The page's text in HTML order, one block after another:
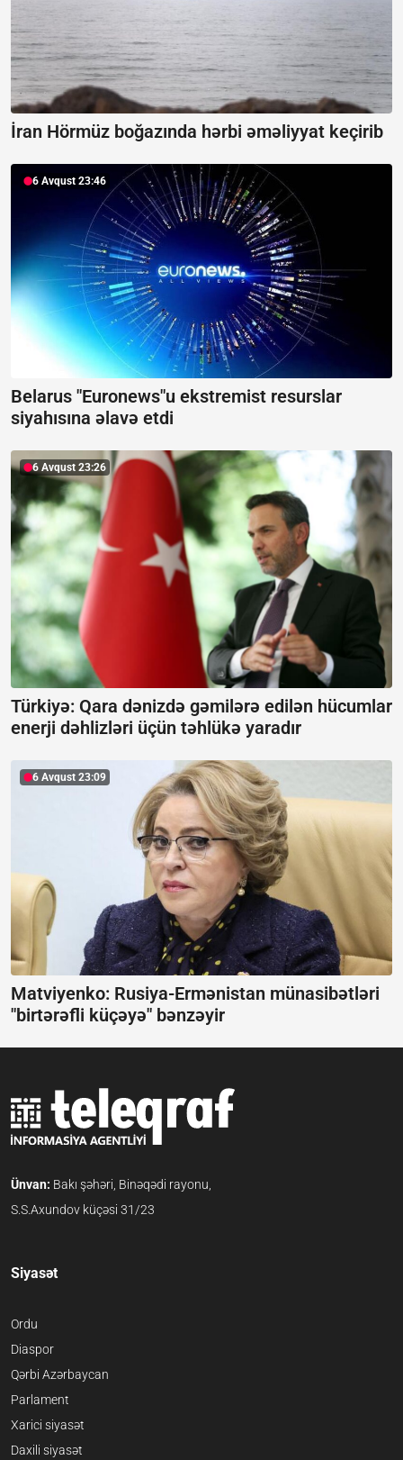
İran Hörmüz boğazında hərbi əməliyyat keçirib
6 Avqust 23:46
Belarus "Euronews"u ekstremist resurslar
siyahısına əlavə etdi
6 Avqust 23:26
Türkiyə: Qara dənizdə gəmilərə edilən hücumlar
enerji dəhlizləri üçün təhlükə yaradır
6 Avqust 23:09
Matviyenko: Rusiya-Ermənistan münasibətləri
"birtərəfli küçəyə" bənzəyir
Ünvan: Bakı şəhəri, Binəqədi rayonu,
S.S.Axundov küçəsi 31/23
Siyasət
Ordu
Diaspor
Qərbi Azərbaycan
Parlament
Xarici siyasət
Daxili siyasət